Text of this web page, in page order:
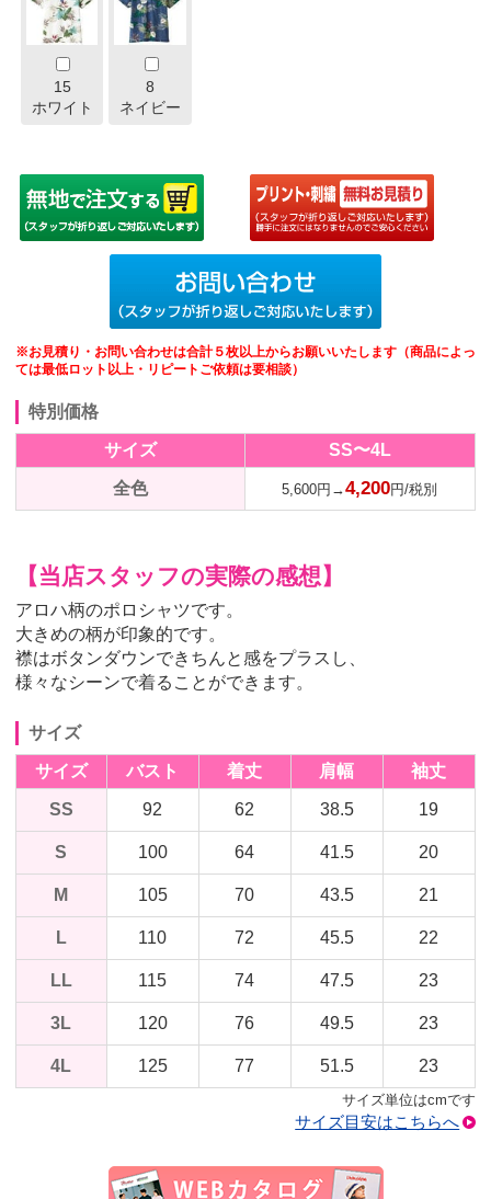
15
ホワイト
8
ネイビー
※お見積り・お問い合わせは合計５枚以上からお願いいたします（商品によっ
ては最低ロット以上・リピートご依頼は要相談）
特別価格
サイズ SS〜4L
全色 5,600円→4,200円/税別
【当店スタッフの実際の感想】
アロハ柄のポロシャツです。
大きめの柄が印象的です。
襟はボタンダウンできちんと感をプラスし、
様々なシーンで着ることができます。
サイズ
サイズ バスト 着丈 肩幅 袖丈
SS 92 62 38.5 19
S 100 64 41.5 20
M 105 70 43.5 21
L 110 72 45.5 22
LL 115 74 47.5 23
3L 120 76 49.5 23
4L 125 77 51.5 23
サイズ単位はcmです
サイズ目安はこちらへ